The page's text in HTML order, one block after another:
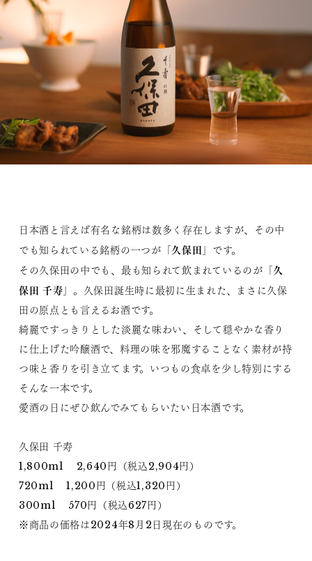
日本酒と言えば有名な銘柄は数多く存在しますが、その中
でも知られている銘柄の一つが「久保田 」です。
その久保田の中でも、最も知られて飲まれているのが「久
保田 千寿」。久保田誕生時に最初に生まれた、まさに久保
田の原点とも言えるお酒です。
綺麗ですっきりとした淡麗な味わい、そして穏やかな香り
に仕上げた吟醸酒で、料理の味を邪魔することなく素材が持
つ味と香りを引き立てます。いつもの食卓を少し特別にする
そんな一本です。
愛酒の日にぜひ飲んでみてもらいたい日本酒です。
久保田 千寿
1,800ml 2,640円（税込2,904円）
720ml 1,200円（税込1,320円）
300ml 570円（税込627円）
※商品の価格は2024年8月2日現在のものです。